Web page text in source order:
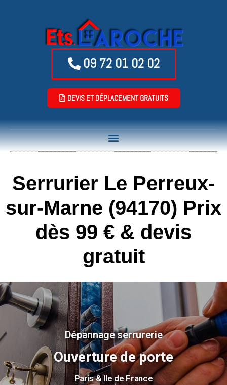
09 72 01 02 02
DEVIS ET DÉPLACEMENT GRATUITS
Serrurier Le Perreux-
sur-Marne (94170) Prix
dès 99 € & devis
gratuit
Dépannage serrurerie
Ouverture de porte
Paris & Ile de France